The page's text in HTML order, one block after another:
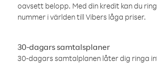
oavsett belopp. Med din kredit kan du
nummer i världen till Vibers låga priser.
30-dagars samtalsplaner
30-dagars samtalplanen låter dig ringa